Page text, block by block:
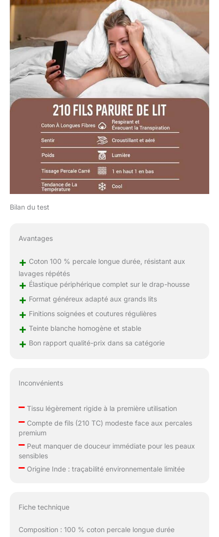
lavable en machine à
cycle délicat et peut
être séché par
culbutage à faible
température.
L'utilisation d'eau de
Javel peut altérer les
couleurs. Conçu pour
Nos experts internes
en sommeil étudient le
comportement et les
habitudes de sommeil
de l'utilisateur, ce qui
permet d'améliorer le
produit et de le
conditionner de
manière compacte.
Disponible dans le
Cares: Des milliers de
de médias ont fait
l'éloge de cette
coton king percale.
Toutefois, si vous
produit, vous pouvez le
la clientèle sera là pour
vous aider.
Bilan du test
Avantages
+ Coton 100 % percale longue durée, résistant aux
lavages répétés
+ Élastique périphérique complet sur le drap-housse
+ Format généreux adapté aux grands lits
+ Finitions soignées et coutures régulières
+ Teinte blanche homogène et stable
+ Bon rapport qualité-prix dans sa catégorie
Inconvénients
–Tissu légèrement rigide à la première utilisation
–Compte de fils (210 TC) modeste face aux percales
premium
–Peut manquer de douceur immédiate pour les peaux
sensibles
–Origine Inde : traçabilité environnementale limitée
Fiche technique
Composition : 100 % coton percale longue durée